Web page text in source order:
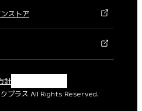
ストア
プラス All Rights Reserved.
針X